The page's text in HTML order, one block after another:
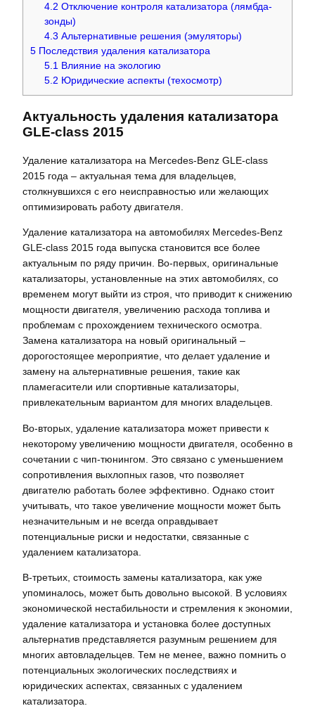
4.2 Отключение контроля катализатора (лямбда-
зонды)
4.3 Альтернативные решения (эмуляторы)
5 Последствия удаления катализатора
5.1 Влияние на экологию
5.2 Юридические аспекты (техосмотр)
Актуальность удаления катализатора
GLE-class 2015
Удаление катализатора на Mercedes-Benz GLE-class
2015 года – актуальная тема для владельцев,
столкнувшихся с его неисправностью или желающих
оптимизировать работу двигателя.
Удаление катализатора на автомобилях Mercedes-Benz
GLE-class 2015 года выпуска становится все более
актуальным по ряду причин. Во-первых, оригинальные
катализаторы, установленные на этих автомобилях, со
временем могут выйти из строя, что приводит к снижению
мощности двигателя, увеличению расхода топлива и
проблемам с прохождением технического осмотра.
Замена катализатора на новый оригинальный –
дорогостоящее мероприятие, что делает удаление и
замену на альтернативные решения, такие как
пламегасители или спортивные катализаторы,
привлекательным вариантом для многих владельцев.
Во-вторых, удаление катализатора может привести к
некоторому увеличению мощности двигателя, особенно в
сочетании с чип-тюнингом. Это связано с уменьшением
сопротивления выхлопных газов, что позволяет
двигателю работать более эффективно. Однако стоит
учитывать, что такое увеличение мощности может быть
незначительным и не всегда оправдывает
потенциальные риски и недостатки, связанные с
удалением катализатора.
В-третьих, стоимость замены катализатора, как уже
упоминалось, может быть довольно высокой. В условиях
экономической нестабильности и стремления к экономии,
удаление катализатора и установка более доступных
альтернатив представляется разумным решением для
многих автовладельцев. Тем не менее, важно помнить о
потенциальных экологических последствиях и
юридических аспектах, связанных с удалением
катализатора.